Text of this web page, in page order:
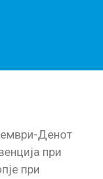
Денот
при
при